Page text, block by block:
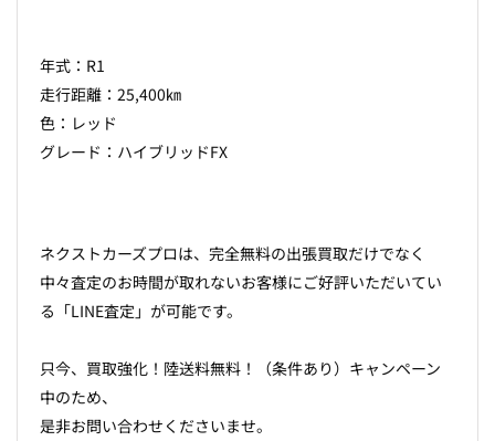
年式：R1
走行距離：25,400㎞
色：レッド
グレード：ハイブリッドFX
ネクストカーズプロは、完全無料の出張買取だけでなく
中々査定のお時間が取れないお客様にご好評いただいてい
る「LINE査定」が可能です。
只今、買取強化！陸送料無料！（条件あり）キャンペーン
中のため、
是非お問い合わせくださいませ。